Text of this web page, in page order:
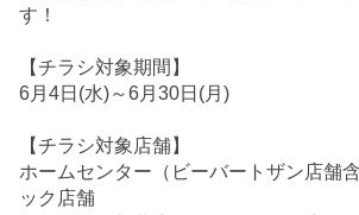
す！
【チラシ対象期間】
6月4日(水)～6月30日(月)
【チラシ対象店舗】
ホームセンター（ビーバートザン店舗
ック店舗